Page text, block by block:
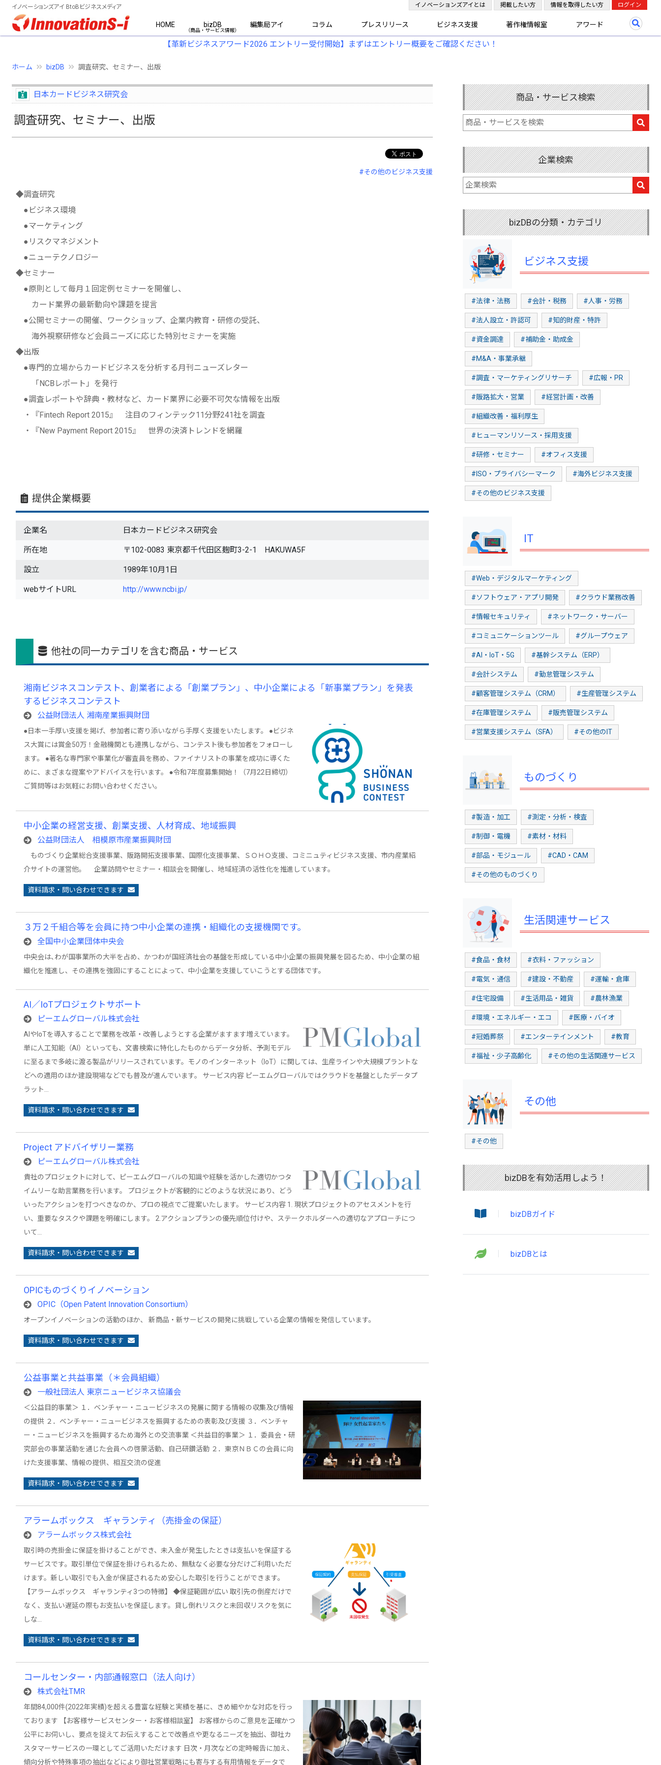
イノベーションズアイ BtoBビジネスメディア
HOME bizDB 編集局アイ コラム プレスリリース ビジネス支援 著作権情報室 アワード
イノベーションズアイとは 掲載したい方 情報を取得したい方 ログイン
【革新ビジネスアワード2026 エントリー受付開始】まずはエントリー概要をご確認ください！
ホーム bizDB 調査研究、セミナー、出版
日本カードビジネス研究会
調査研究、セミナー、出版
#その他のビジネス支援
◆調査研究
●ビジネス環境
●マーケティング
●リスクマネジメント
●ニューテクノロジー
◆セミナー
●原則として毎月１回定例セミナーを開催し、
カード業界の最新動向や課題を提言
●公開セミナーの開催、ワークショップ、企業内教育・研修の受託、
海外視察研修など会員ニーズに応じた特別セミナーを実施
◆出版
●専門的立場からカードビジネスを分析する月刊ニューズレター
「NCBレポート」を発行
●調査レポートや辞典・教材など、カード業界に必要不可欠な情報を出版
・『Fintech Report 2015』 注目のフィンテック11分野241社を調査
・『New Payment Report 2015』 世界の決済トレンドを網羅
提供企業概要
企業名 日本カードビジネス研究会
所在地 〒102-0083 東京都千代田区麹町3-2-1 HAKUWA5F
設立 1989年10月1日
webサイトURL http://www.ncbi.jp/
他社の同一カテゴリを含む商品・サービス
湘南ビジネスコンテスト、創業者による「創業プラン」、中小企業による「新事業プラン」を発表
するビジネスコンテスト
公益財団法人 湘南産業振興財団
●日本一手厚い支援を掲げ、参加者に寄り添いながら手厚く支援をいたします。 ●ビジネ
ス大賞には賞金50万！金融機関とも連携しながら、コンテスト後も参加者をフォローし
ます。 ●著名な専門家や事業化が審査員を務め、ファイナリストの事業を成功に導くた
めに、まざまな提案やアドバイスを行います。 ●令和7年度募集開始！（7月22日締切）
ご質問等はお気軽にお問い合わせください。
中小企業の経営支援、創業支援、人材育成、地域振興
公益財団法人 相模原市産業振興財団
ものづくり企業総合支援事業、販路開拓支援事業、国際化支援事業、ＳＯＨＯ支援、コミニュティビジネス支援、市内産業紹
介サイトの運営他。 企業訪問やセミナー・相談会を開催し、地域経済の活性化を推進しています。
資料請求・問い合わせできます
３万２千組合等を会員に持つ中小企業の連携・組織化の支援機関です。
全国中小企業団体中央会
中央会は､わが国事業所の大半を占め、かつわが国経済社会の基盤を形成している中小企業の振興発展を図るため、中小企業の組
織化を推進し、その連携を強固にすることによって、中小企業を支援していこうとする団体です。
AI／IoTプロジェクトサポート
ピーエムグローバル株式会社
AIやIoTを導入することで業務を改革・改善しようとする企業がますます増えています。
単に人工知能（AI）といっても、文書検索に特化したものからデータ分析、予測モデル
に至るまで多岐に渡る製品がリリースされています。モノのインターネット（IoT）に関しては、生産ラインや大規模プラントな
どへの適用のほか建設現場などでも普及が進んでいます。 サービス内容 ピーエムグローバルではクラウドを基盤としたデータプ
ラット…
資料請求・問い合わせできます
Project アドバイザリー業務
ピーエムグローバル株式会社
貴社のプロジェクトに対して、ピーエムグローバルの知識や経験を活かした適切かつタ
イムリーな助言業務を行います。 プロジェクトが客観的にどのような状況にあり、どう
いったアクションを打つべきなのか、プロの視点でご提案いたします。 サービス内容 1. 現状プロジェクトのアセスメントを行
い、重要なタスクや課題を明確にします。 2.アクションプランの優先順位付けや、ステークホルダーへの適切なアプローチにつ
いて…
資料請求・問い合わせできます
OPICものづくりイノベーション
OPIC（Open Patent Innovation Consortium）
オープンイノベーションの活動のほか、 新商品・新サービスの開発に挑戦している企業の情報を発信しています。
資料請求・問い合わせできます
公益事業と共益事業（＊会員組織）
一般社団法人 東京ニュービジネス協議会
＜公益目的事業＞ １．ベンチャー・ニュービジネスの発展に関する情報の収集及び情報
の提供 ２．ベンチャー・ニュービジネスを振興するための表彰及び支援 ３．ベンチャ
ー・ニュービジネスを振興するため海外との交流事業 ＜共益目的事業＞ １．委員会・研
究部会の事業活動を通じた会員への啓蒙活動、自己研鑽活動 ２．東京ＮＢＣの会員に向
けた支援事業、情報の提供、相互交流の促進
資料請求・問い合わせできます
アラームボックス ギャランティ（売掛金の保証）
アラームボックス株式会社
取引時の売掛金に保証を掛けることができ、未入金が発生したときは支払いを保証する
サービスです。取引単位で保証を掛けられるため、無駄なく必要な分だけご利用いただ
けます。新しい取引でも入金が保証されるため安心した取引を行うことができます。
【アラームボックス ギャランティ3つの特徴】 ◆保証範囲が広い 取引先の倒産だけで
なく、支払い遅延の際もお支払いを保証します。貸し倒れリスクと未回収リスクを気に
しな…
資料請求・問い合わせできます
コールセンター・内部通報窓口（法人向け）
株式会社TMR
年間84,000件(2022年実績)を超える豊富な経験と実績を基に、きめ細やかな対応を行っ
ております 【お客様サービスセンター・お客様相談室】 お客様からのご意見を正確かつ
公平にお伺いし、要点を捉えてお伝えすることで改善点や更なるニーズを抽出、御社カ
スタマーサービスの一環としてご活用いただけます 日次・月次などの定時報告に加え、
傾向分析や特殊事項の抽出などにより御社営業戦略にも寄与する有用情報をデータで
商品・サービス検索
企業検索
bizDBの分類・カテゴリ
ビジネス支援
#法律・法務 #会計・税務 #人事・労務
#法人設立・許認可 #知的財産・特許
#資金調達 #補助金・助成金
#M&A・事業承継
#調査・マーケティングリサーチ #広報・PR
#販路拡大・営業 #経営計画・改善
#組織改善・福利厚生
#ヒューマンリソース・採用支援
#研修・セミナー #オフィス支援
#ISO・プライバシーマーク #海外ビジネス支援
#その他のビジネス支援
IT
#Web・デジタルマーケティング
#ソフトウェア・アプリ開発 #クラウド業務改善
#情報セキュリティ #ネットワーク・サーバー
#コミュニケーションツール #グループウェア
#AI・IoT・5G #基幹システム（ERP）
#会計システム #勤怠管理システム
#顧客管理システム（CRM） #生産管理システム
#在庫管理システム #販売管理システム
#営業支援システム（SFA） #その他のIT
ものづくり
#製造・加工 #測定・分析・検査
#制御・電機 #素材・材料
#部品・モジュール #CAD・CAM
#その他のものづくり
生活関連サービス
#食品・食材 #衣料・ファッション
#電気・通信 #建設・不動産 #運輸・倉庫
#住宅設備 #生活用品・雑貨 #農林漁業
#環境・エネルギー・エコ #医療・バイオ
#冠婚葬祭 #エンターテインメント #教育
#福祉・少子高齢化 #その他の生活関連サービス
その他
#その他
bizDBを有効活用しよう！
bizDBガイド
bizDBとは